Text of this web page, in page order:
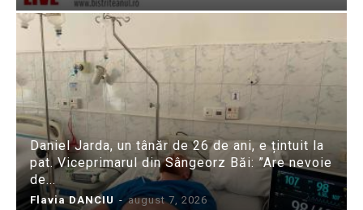
Daniel Jarda, un tânăr de 26 de ani, e țintuit la
pat. Viceprimarul din Sângeorz Băi: ”Are nevoie
de...
Flavia DANCIU - august 7, 2026